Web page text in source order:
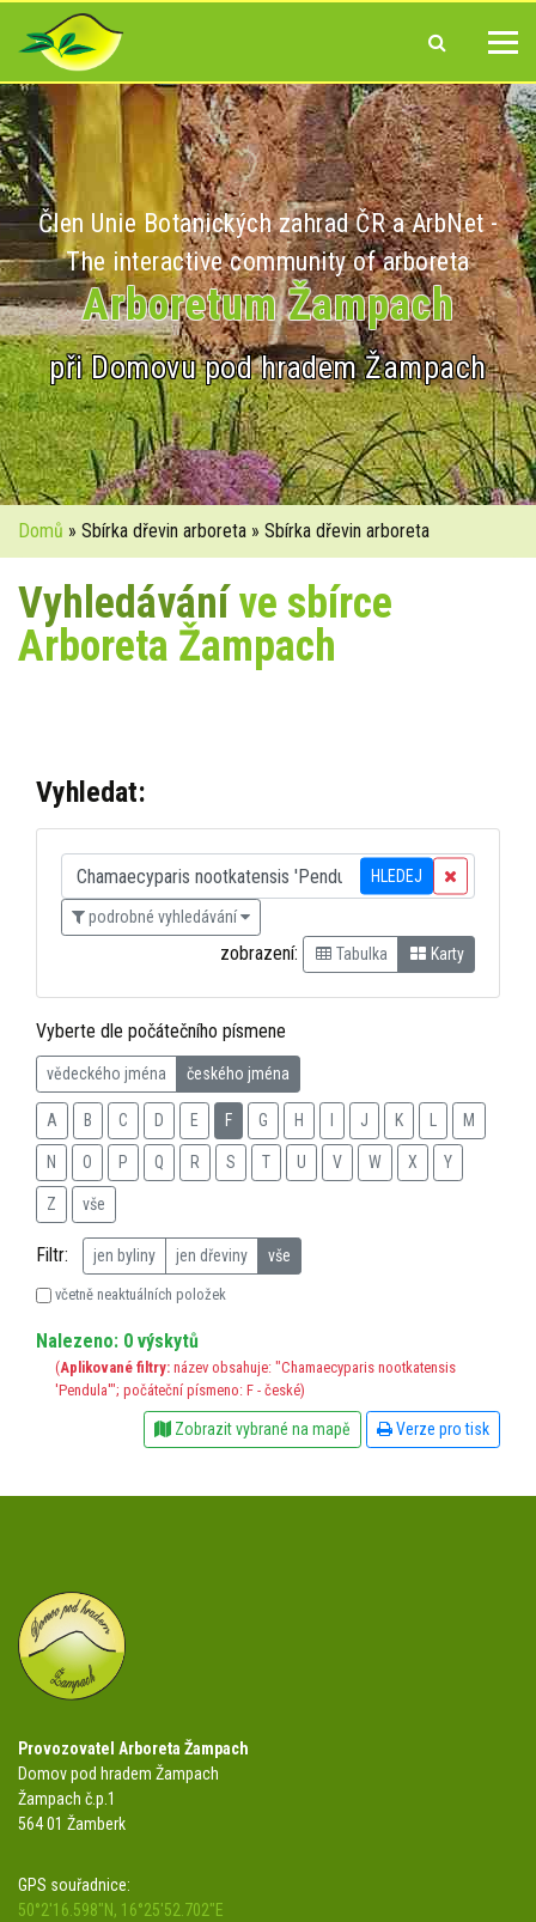
Člen Unie Botanických zahrad ČR a ArbNet -
The interactive community of arboreta
Arboretum Žampach
při Domovu pod hradem Žampach
Domů » Sbírka dřevin arboreta » Sbírka dřevin arboreta
Vyhledáváníve sbírce
Arboreta Žampach
Vyhledat:
HLEDEJ
podrobné vyhledávání
zobrazení: Tabulka Karty
Vyberte dle počátečního písmene
vědeckého jména českého jména
A B C D E F G H J K M
N O P Q R S T U V W X Y
Z vše
Filtr: jen byliny jen dřeviny vše
včetně neaktuálních položek
Nalezeno: 0 výskytů
(Aplikované filtry: název obsahuje: "Chamaecyparis nootkatensis
'Pendula'"; počáteční písmeno: F - české)
Zobrazit vybrané na mapě Verze pro tisk
Provozovatel Arboreta Žampach
Domov pod hradem Žampach
Žampach č.p.1
564 01 Žamberk
GPS souřadnice:
50°2'16.598"N, 16°25'52.702"E